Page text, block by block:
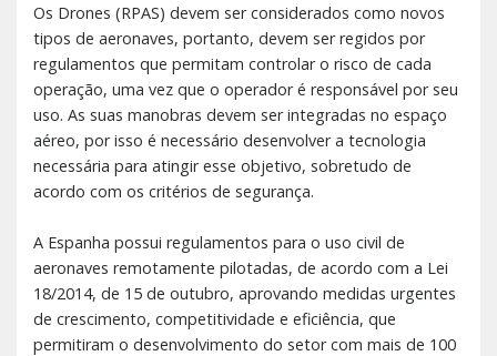
Os Drones (RPAS) devem ser considerados como novos
tipos de aeronaves, portanto, devem ser regidos por
regulamentos que permitam controlar o risco de cada
operação, uma vez que o operador é responsável por seu
uso. As suas manobras devem ser integradas no espaço
aéreo, por isso é necessário desenvolver a tecnologia
necessária para atingir esse objetivo, sobretudo de
acordo com os critérios de segurança.
A Espanha possui regulamentos para o uso civil de
aeronaves remotamente pilotadas, de acordo com a Lei
18/2014, de 15 de outubro, aprovando medidas urgentes
de crescimento, competitividade e eficiência, que
permitiram o desenvolvimento do setor com mais de 100